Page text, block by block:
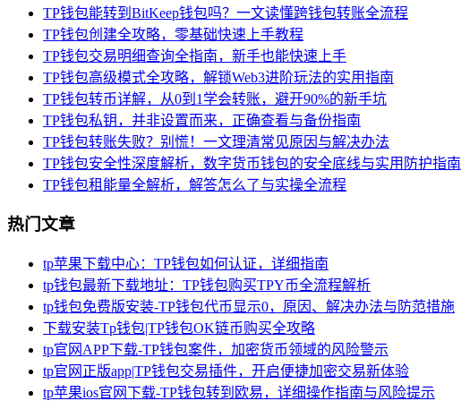
TP钱包能转到BitKeep钱包吗？一文读懂跨钱包转账全流程
TP钱包创建全攻略，零基础快速上手教程
TP钱包交易明细查询全指南，新手也能快速上手
TP钱包高级模式全攻略，解锁Web3进阶玩法的实用指南
TP钱包转币详解，从0到1学会转账，避开90%的新手坑
TP钱包私钥，并非设置而来，正确查看与备份指南
TP钱包转账失败？别慌！一文理清常见原因与解决办法
TP钱包安全性深度解析，数字货币钱包的安全底线与实用防护指南
TP钱包租能量全解析，解答怎么了与实操全流程
热门文章
tp苹果下载中心：TP钱包如何认证，详细指南
tp钱包最新下载地址：TP钱包购买TPY币全流程解析
tp钱包免费版安装-TP钱包代币显示0，原因、解决办法与防范措施
下载安装Tp钱包|TP钱包OK链币购买全攻略
tp官网APP下载-TP钱包案件，加密货币领域的风险警示
tp官网正版app|TP钱包交易插件，开启便捷加密交易新体验
tp苹果ios官网下载-TP钱包转到欧易，详细操作指南与风险提示